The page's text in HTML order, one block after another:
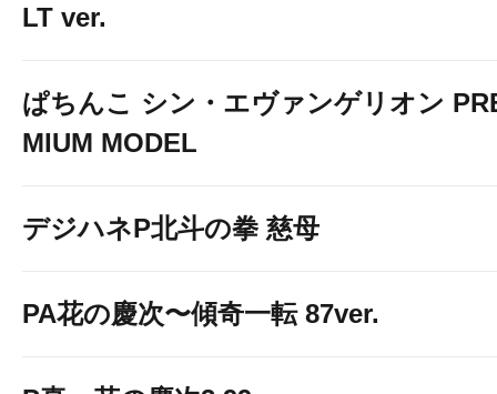
LT ver.
ぱちんこ シン・エヴァンゲリオン
MIUM MODEL
デジハネP北斗の拳 慈母
PA花の慶次〜傾奇一転 87ver.